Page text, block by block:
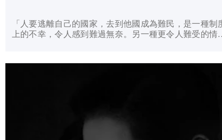
「人要逃離自己的國家，去到他國成為難民，是一種制
上的不幸，令人感到難過無奈。另一種更令人難受的情